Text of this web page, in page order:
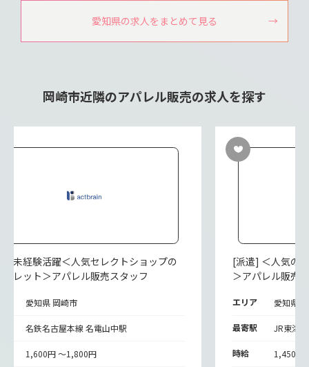
愛知県の求人をまとめて見る
岡崎市近隣のアパレル販売の求人を探す
] 未経験活躍＜人気セレクトショップの
トレット＞アパレル販売スタッフ
愛知県 岡崎市
名鉄名古屋本線 名電山中駅
1,600円 ～1,800円
[派遣] ＜人気の
＞アパレル販売
エリア 愛知県
最寄駅 JR東海
時給 1,450円